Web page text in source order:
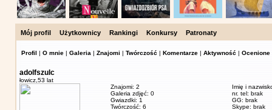
Mój profil Użytkownicy Rankingi Konkursy Patronaty
Profil | O mnie | Galeria | Znajomi | Twórczość | Komentarze | Aktywność | Ocenione
adolfszulc
łowicz, 53 lat
Znajomi: 2
Galeria zdjęć: 0
Gwiazdki: 1
Twórczość: 6
Imię i
nr. tel: brak
GG: brak
Skype: brak